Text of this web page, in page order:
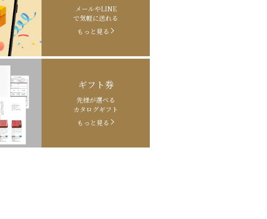
メールやLINE
で気軽に送れる
もっと見る
ギフト券
先様が選べる
カタログギフト
もっと見る